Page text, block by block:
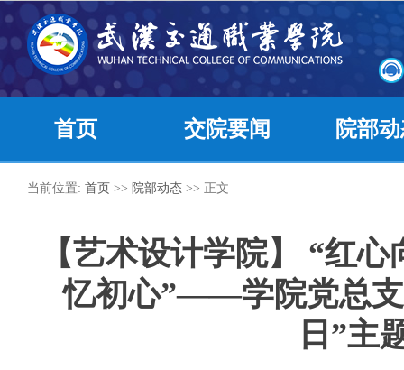
首页 交院要闻 院部
当前位置: 首页 >> 院部动态 >> 正文
【艺术设计学院】 “红
忆初心”——学院党总
日”主